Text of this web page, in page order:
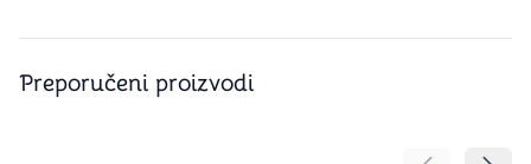
Preporučeni proizvodi